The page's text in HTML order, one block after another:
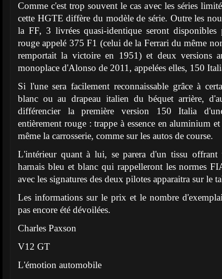
Comme c'est trop souvent le cas avec les séries
cette HGTE diffère du modèle de série. Outre les
la FF, 3 livrées quasi-identique seront
rouge appelé 375 F1 (celui de la Ferrari du même
remportait la victoire en 1951) et deux versions
monoplace d'Alonso de 2011, appelées elles, 150
Si l'une sera facilement reconnaissable grâce à
blanc ou au drapeau italien du béquet arrière,
différencier la première version 150 Italia
entièrement rouge : trappe à essence en aluminium
même la carrosserie, comme sur les autos de course.
L'intérieur quant à lui, se parera d'un tissu
harnais bleu et blanc qui rappelleront les normes
avec les signatures des deux pilotes apparaitra sur le
Les informations sur le prix et le nombre
pas encore été dévoilées.
Charles Paxson
V12 GT
L'émotion automobile